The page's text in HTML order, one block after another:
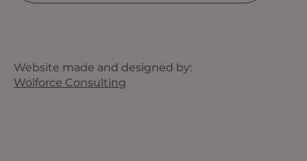
Website made and designed by:
Wolforce Consulting